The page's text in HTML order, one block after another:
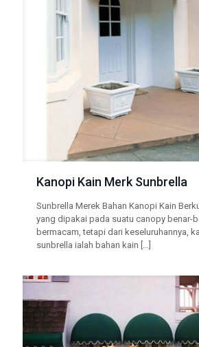
Kanopi Kain Merk Sunbrella
Sunbrella Merek Bahan Kanopi Kain
yang dipakai pada suatu canopy benar-
bermacam, tetapi dari keseluruhannya,
sunbrella ialah bahan kain […]